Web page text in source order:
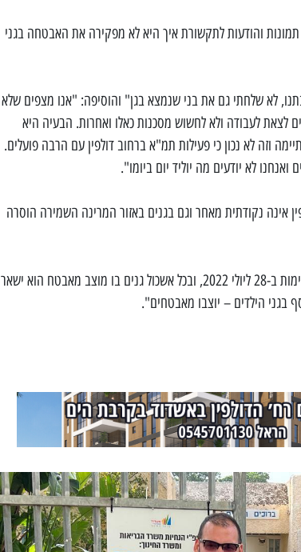
והודעות לתקשורת איך היא לא מפקירה את האבטחה בגני
לא שלחתי גם את בני שנמצא בגן" והוסיפה: "אנו מצפים שלא
לצאת לעבודה ולא לחשוש מסכנות כאלו ואחרות. הבעיה היא
וזה לא נכון כי פעילות תמ"א ברחוב דולפין עם הרבה פועלים.
לא יודעים מה יוליד יום ביומו".
אינה נקודתית מאחר וגם בגנים באזור המרינה השמירה הוסרה
קייטנות גני הילדים מסתיימות ב-28 ליולי 2022, ובכל אשכול גנים בו מוצב מאבטח הוא ישאר
בגני הילדים – יוצבו מאבטחים".